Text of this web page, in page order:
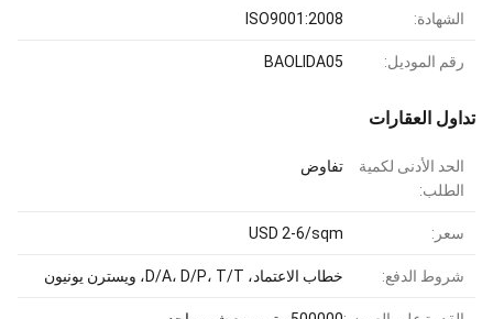
الشهادة: ISO9001:2008
رقم الموديل: BAOLIDA05
تداول العقارات
الحد الأدنى لكمية
الطلب:
تفاوض
سعر: USD 2-6/sqm
شروط الدفع: خطاب الاعتماد، D/A، D/P، T/T، ويسترن يونيون